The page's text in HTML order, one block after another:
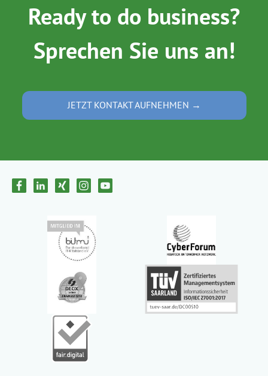
Ready to do business?
Sprechen Sie uns an!
JETZT KONTAKT AUFNEHMEN →